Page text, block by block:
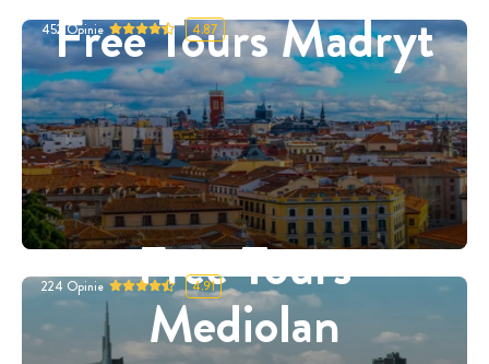
Free Tours Madryt
452 Opinie 4.87
Free Tours
Mediolan
224 Opinie 4.91